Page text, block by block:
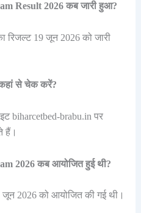
Result 2026 कब जारी हुआ?
रिजल्ट 19 जून 2026 को जारी
से चेक करें?
biharcetbed-brabu.in पर
हैं।
2026 कब आयोजित हुई थी?
जून 2026 को आयोजित की गई थी।